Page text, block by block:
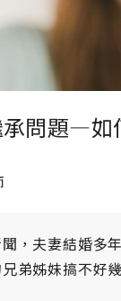
問題—如
，夫妻結婚多
弟姊妹搞不好